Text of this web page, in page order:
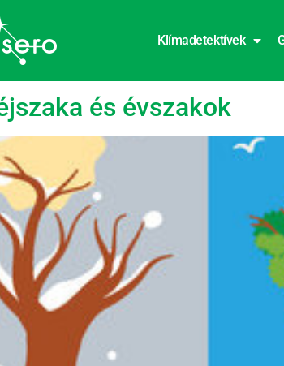
Klímadetektívek
és évszakok